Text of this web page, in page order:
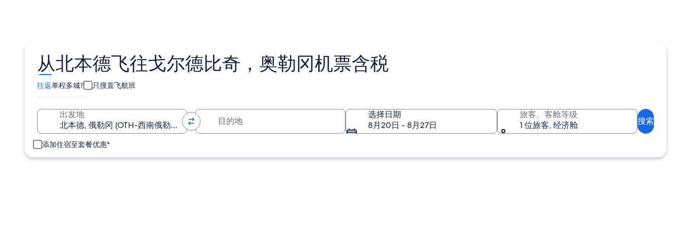
从北本德飞往戈尔德比奇，奥勒冈机票含税
往返单程多城市 只搜直飞航班
出发地
选择日期
8月20日 - 8月27日
旅客、客舱等级
1 位旅客, 经济舱
搜索
添加住宿至套餐优惠*